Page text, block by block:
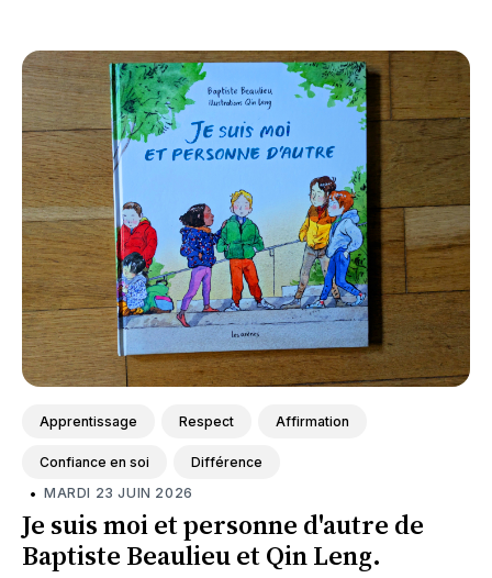
Apprentissage Respect Affirmation
Confiance en soi Différence
• MARDI 23 JUIN 2026
Je suis moi et personne d'autre de
Baptiste Beaulieu et Qin Leng.